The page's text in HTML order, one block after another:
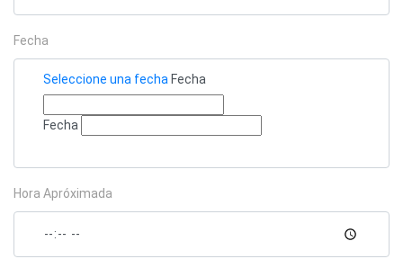
Fecha
Seleccione una fecha Fecha
Fecha
Hora Apróximada